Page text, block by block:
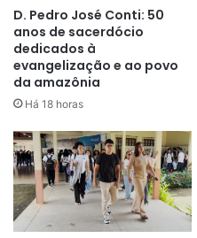
D. Pedro José Conti: 50
anos de sacerdócio
dedicados à
evangelização e ao povo
da amazônia
Há 18 horas